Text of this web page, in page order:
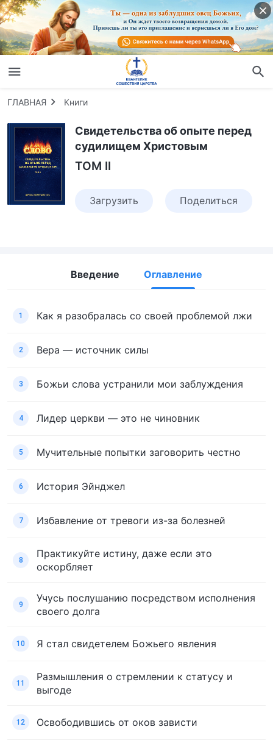
ГЛАВНАЯ Книги
Свидетельства об опыте перед
судилищем Христовым
TOM II
Загрузить Поделиться
Введение Оглавление
1 Как я разобралась со своей проблемой лжи
2 Вера — источник силы
3 Божьи слова устранили мои заблуждения
4 Лидер церкви — это не чиновник
5 Мучительные попытки заговорить честно
6 История Эйнджел
7 Избавление от тревоги из-за болезней
8
Практикуйте истину, даже если это
оскорбляет
9
Учусь послушанию посредством исполнения
своего долга
10 Я стал свидетелем Божьего явления
11
Размышления о стремлении к статусу и
выгоде
12 Освободившись от оков зависти